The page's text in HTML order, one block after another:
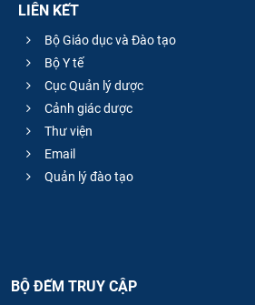
LIÊN KẾT
Bộ Giáo dục và Đào tạo
Bộ Y tế
Cục Quản lý dược
Cảnh giác dược
Thư viện
Email
Quản lý đào tạo
BỘ ĐẾM TRUY CẬP